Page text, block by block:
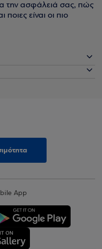
την ασφάλειά σας, πώς
ποιες είναι οι πιο
App